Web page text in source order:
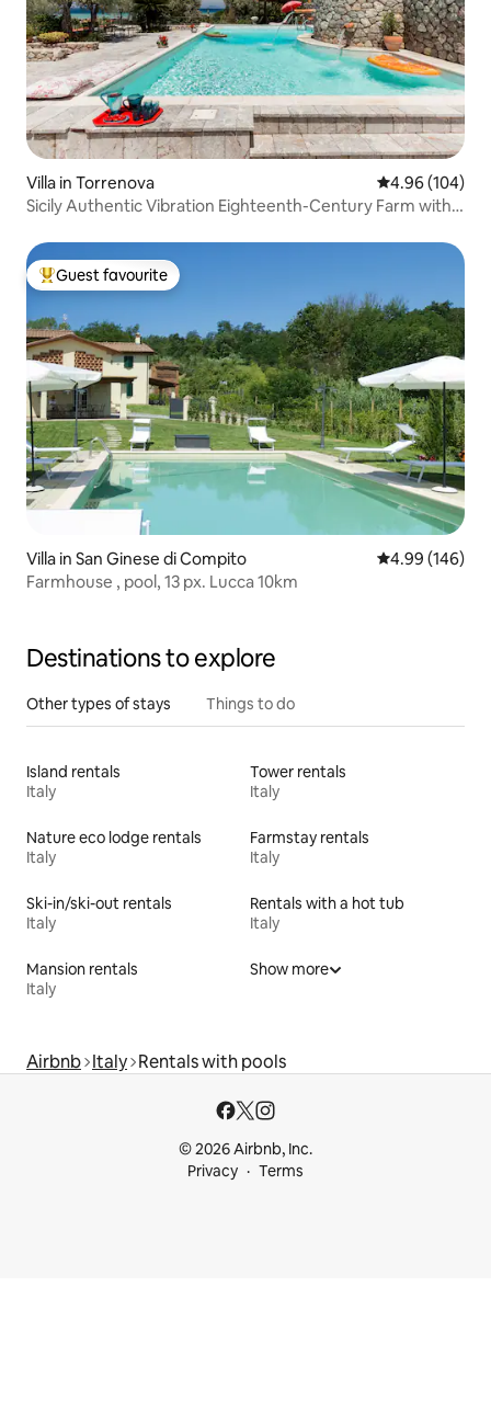
Villa in Torrenova 4.96 out of 5
4.96 (104)
Sicily Authentic Vibration Eighteenth-Century Farm with
Top guest favourite
Guest favourite
Villa in San Ginese di Compito 4.99 out of 5
4.99 (146)
Farmhouse , pool, 13 px. Lucca 10km
Destinations to explore
Other types of stays Things to do
Island rentals
Italy
Tower rentals
Italy
Nature eco lodge rentals
Italy
Farmstay rentals
Italy
Ski-in/ski-out rentals
Italy
Rentals with a hot tub
Italy
Mansion rentals
Italy
Show more
Airbnb Italy Rentals with pools
© 2026 Airbnb, Inc.
Privacy
Terms